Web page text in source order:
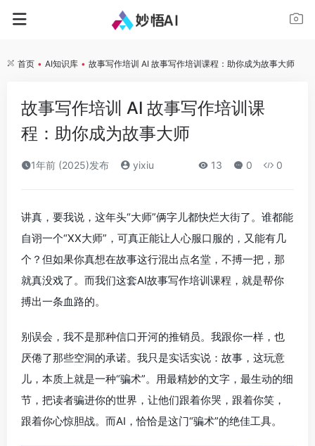
首页 • AI知识库 • 故事写作培训 AI 故事写作培训课程：助你成为故事大师
故事写作培训 AI 故事写作培训课
程：助你成为故事大师
1年前 (2025)发布 yixiu 13 0 0
讲真，要我说，这年头“大师”俩字儿都快烂大街了。谁都能
自诩一个“XX大师”，可真正能让人心服口服的，又能有几
个？但如果你真想在故事这行混出点名堂，不搏一把，那
就真没戏了。而我们这套AI故事写作培训课程，就是帮你
搏出一条血路的。
别误会，我不是那种信口开河的推销员。我跟你一样，也
厌倦了那些空洞的承诺。我只是实话实说：故事，这玩意
儿，本质上就是一种“骗术”。用最精妙的文字，最生动的细
节，把读者骗进你的世界，让他们跟着你哭，跟着你笑，
跟着你心惊胆战。而AI，恰恰是这门“骗术”的绝佳工具。